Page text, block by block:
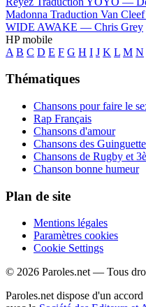
Madonna Traduction Van
WIDE AWAKE — Chris Grey
HP mobile
A B C D E F G H I J K L M N
Thématiques
Chansons pour faire le
Rap Français
Chansons d'amour
Chansons des
Chansons de Rugby et
Chanson bonne humeur
Plan de site
Mentions légales
Paramètres cookies
Cookie Settings
© 2026 Paroles.net — Tous
Paroles.net dispose d'un